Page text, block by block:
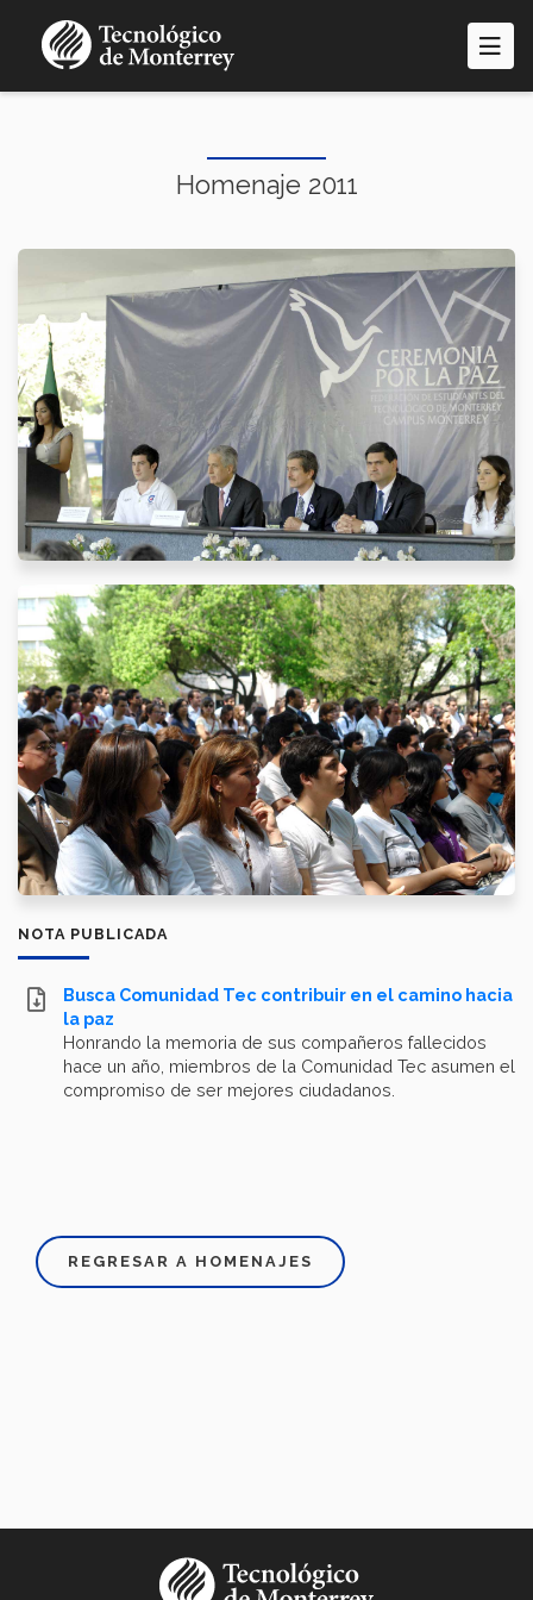
contenido
Homenaje 2011
NOTA PUBLICADA
Busca Comunidad Tec contribuir en el camino hacia
la paz
Honrando la memoria de sus compañeros fallecidos
hace un año, miembros de la Comunidad Tec asumen el
compromiso de ser mejores ciudadanos.
REGRESAR A HOMENAJES